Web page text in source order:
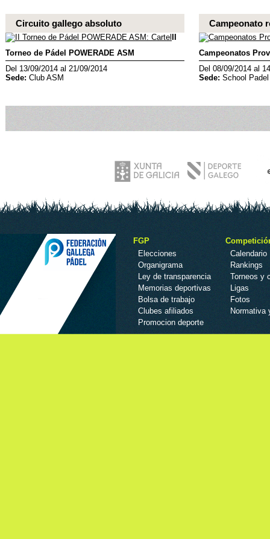
Circuito gallego absoluto
Torneo de Pádel POWERADE ASM
Del 13/09/2014 al 21/09/2014
Sede: Club ASM
Campeonato
Campeonatos
Del 08/09/2014 al
Sede: School
FGP
Elecciones
Organigrama
Ley de transparencia
Memorias deportivas
Bolsa de trabajo
Clubes afiliados
Promocion deporte
Calendario
Rankings
Torneos y
Ligas
Fotos
Normativa